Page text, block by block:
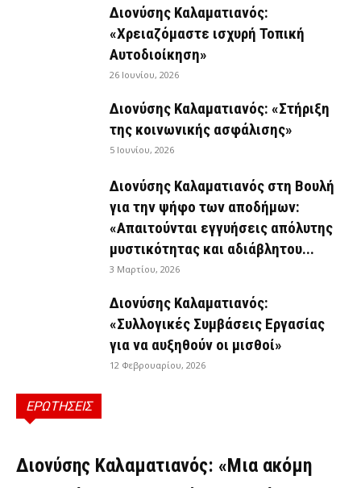
Διονύσης Καλαματιανός:
«Χρειαζόμαστε ισχυρή Τοπική
Αυτοδιοίκηση»
26 Ιουνίου, 2026
Διονύσης Καλαματιανός: «Στήριξη
της κοινωνικής ασφάλισης»
5 Ιουνίου, 2026
Διονύσης Καλαματιανός στη Βουλή
για την ψήφο των αποδήμων:
«Απαιτούνται εγγυήσεις απόλυτης
μυστικότητας και αδιάβλητου...
3 Μαρτίου, 2026
Διονύσης Καλαματιανός:
«Συλλογικές Συμβάσεις Εργασίας
για να αυξηθούν οι μισθοί»
12 Φεβρουαρίου, 2026
ΕΡΩΤΗΣΕΙΣ
ΕΡΩΤΉΣΕΙΣ
Διονύσης Καλαματιανός: «Μια ακόμη